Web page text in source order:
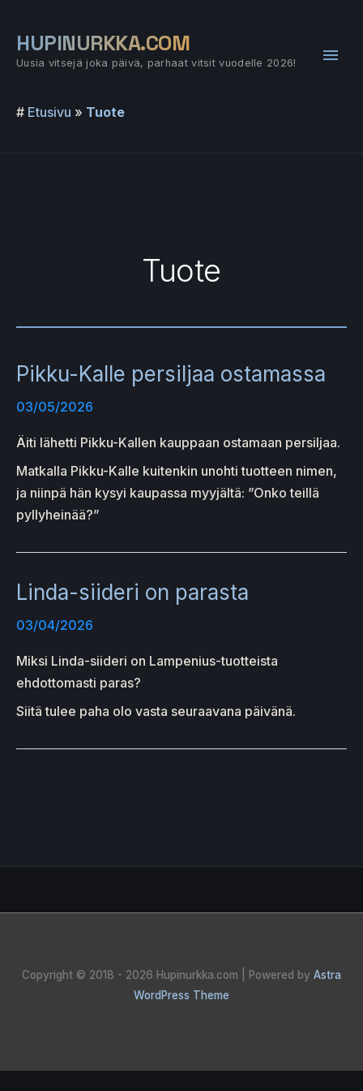
sisältöön
HUPINURKKA.COM
Uusia vitsejä joka päivä, parhaat vitsit vuodelle 2026!
# Etusivu » Tuote
Tuote
Pikku-Kalle persiljaa ostamassa
03/05/2026
Äiti lähetti Pikku-Kallen kauppaan ostamaan persiljaa.
Matkalla Pikku-Kalle kuitenkin unohti tuotteen nimen,
ja niinpä hän kysyi kaupassa myyjältä: ”Onko teillä
pyllyheinää?”
Linda-siideri on parasta
03/04/2026
Miksi Linda-siideri on Lampenius-tuotteista
ehdottomasti paras?
Siitä tulee paha olo vasta seuraavana päivänä.
Copyright © 2018 - 2026 Hupinurkka.com | Powered by Astra
WordPress Theme